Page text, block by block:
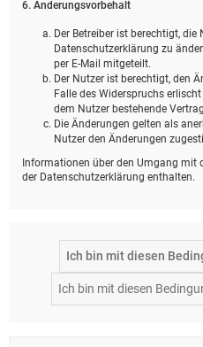
6. Änderungsvorbehalt
Der Betreiber ist berechtigt,
Datenschutzerklärung zu
per E-Mail mitgeteilt.
Der Nutzer ist berechtigt, den
Falle des Widerspruchs
dem Nutzer bestehende
Die Änderungen gelten als
Nutzer den Änderungen
Informationen über den Umgang mit
der Datenschutzerklärung enthalten.